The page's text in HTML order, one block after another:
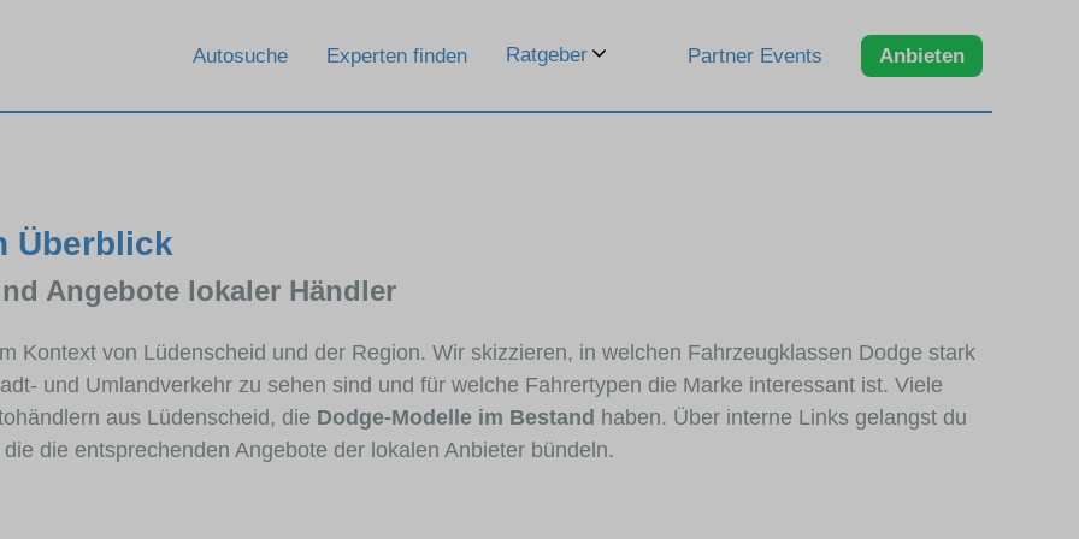
Autosuche Experten finden Ratgeber Partner Events Anbieten
Überblick
Angebote lokaler Händler
Kontext von Lüdenscheid und der Region. Wir skizzieren, in welchen Fahrzeugklassen Dodge stark
und Umlandverkehr zu sehen sind und für welche Fahrertypen die Marke interessant ist. Viele
aus Lüdenscheid, die Dodge-Modelle im Bestand haben. Über interne Links gelangst du
die die entsprechenden Angebote der lokalen Anbieter bündeln.